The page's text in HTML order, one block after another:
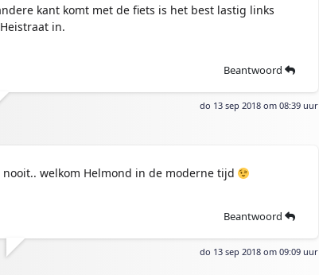
kant komt met de fiets is het best lastig links
in.
Beantwoord
do 13 sep 2018 om 08:39 uur
nooit.. welkom Helmond in de moderne tijd
Beantwoord
do 13 sep 2018 om 09:09 uur